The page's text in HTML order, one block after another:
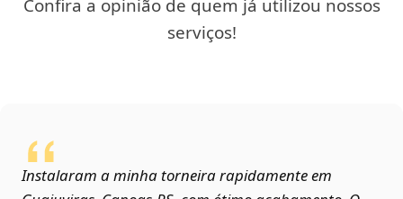
Confira a opinião de quem já utilizou nossos
serviços!
Instalaram a minha torneira rapidamente em